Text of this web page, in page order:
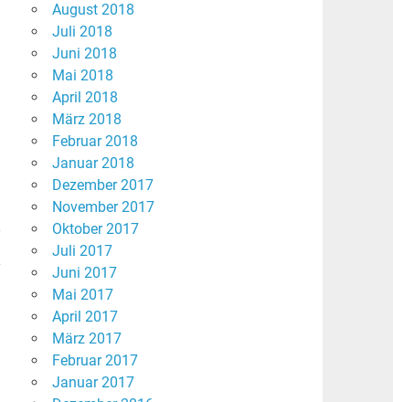
August 2018
Juli 2018
Juni 2018
Mai 2018
April 2018
März 2018
Februar 2018
Januar 2018
Dezember 2017
November 2017
Oktober 2017
Juli 2017
Juni 2017
Mai 2017
April 2017
März 2017
Februar 2017
Januar 2017